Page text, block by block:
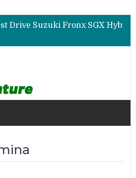
Beli Mobil Jangan Cuma Lihat Cicilan, TAF dan OJK Tekankan Pentingnya Literasi Keuangan
Beli Mobil Jangan Cuma Lihat Cicilan, TAF dan OJK Tekankan Pentingnya Literasi Keuangan